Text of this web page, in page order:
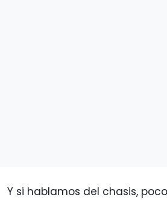
Y si hablamos del chasis,